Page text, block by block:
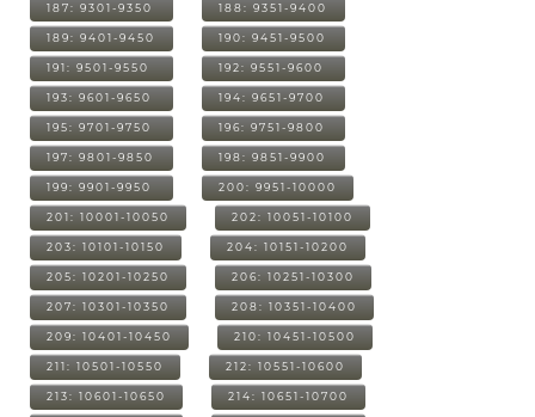
187: 9301-9350 188: 9351-9400
189: 9401-9450 190: 9451-9500
191: 9501-9550 192: 9551-9600
193: 9601-9650 194: 9651-9700
195: 9701-9750 196: 9751-9800
197: 9801-9850 198: 9851-9900
199: 9901-9950 200: 9951-10000
201: 10001-10050 202: 10051-10100
203: 10101-10150 204: 10151-10200
205: 10201-10250 206: 10251-10300
207: 10301-10350 208: 10351-10400
209: 10401-10450 210: 10451-10500
211: 10501-10550 212: 10551-10600
213: 10601-10650 214: 10651-10700